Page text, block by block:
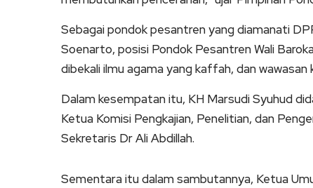
Sebagai pondok pesantren yang diamanati
Soenarto, posisi Pondok Pesantren Wali
dibekali ilmu agama yang kaffah, dan
Dalam kesempatan itu, KH Marsudi Syuhud
Ketua Komisi Pengkajian, Penelitian, dan
Sekretaris Dr Ali Abdillah.
Sementara itu dalam sambutannya, Ketua